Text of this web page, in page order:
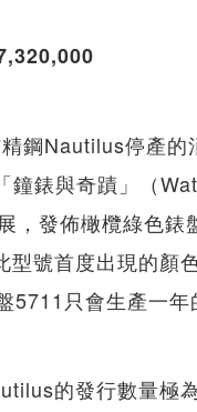
鋼Nautilus停產的
鐘錶與奇蹟」（
，發佈橄欖綠色錶
型號首度出現的顏
5711只會生產一年
的發行數量極